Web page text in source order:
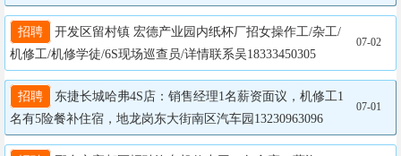
招聘
开发区留村镇 宏德产业园内纸杯厂招女操作工/杂工/
机修工/机修学徒/6S现场巡查员/详情联系吴18333450305
07-02
招聘
东捷长城哈弗4S店：销售经理1名薪资面议，机修工1
名有5险餐补住宿，地龙岗东大街南区汽车园13230963096
07-01